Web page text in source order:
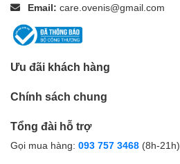
Email: care.ovenis@gmail.com
Ưu đãi khách hàng
Chính sách chung
Tổng đài hỗ trợ
Gọi mua hàng: 093 757 3468 (8h-21h)